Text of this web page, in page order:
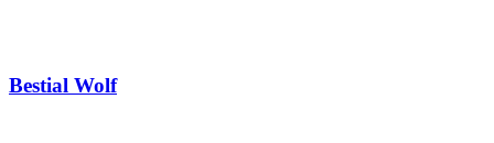
Bestial Wolf